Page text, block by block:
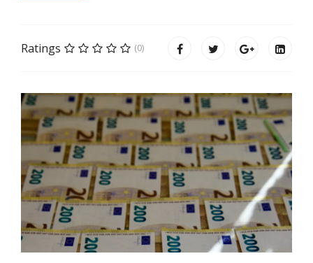
Ratings (0)